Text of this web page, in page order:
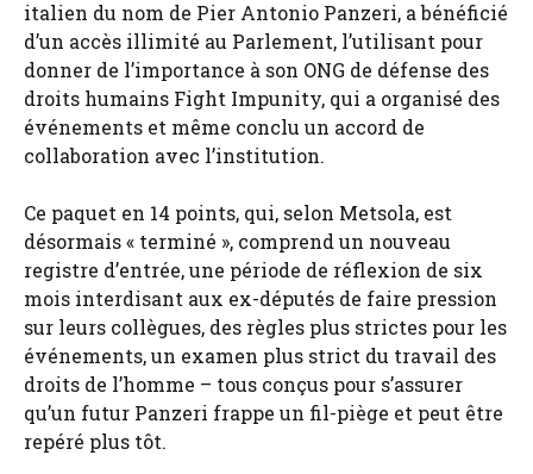
italien du nom de Pier Antonio Panzeri, a bénéficié
d’un accès illimité au Parlement, l’utilisant pour
donner de l’importance à son ONG de défense des
droits humains Fight Impunity, qui a organisé des
événements et même conclu un accord de
collaboration avec l’institution.
Ce paquet en 14 points, qui, selon Metsola, est
désormais « terminé », comprend un nouveau
registre d’entrée, une période de réflexion de six
mois interdisant aux ex-députés de faire pression
sur leurs collègues, des règles plus strictes pour les
événements, un examen plus strict du travail des
droits de l’homme – tous conçus pour s’assurer
qu’un futur Panzeri frappe un fil-piège et peut être
repéré plus tôt.